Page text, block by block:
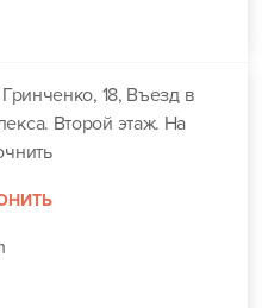
18, Въезд в
Второй этаж. На